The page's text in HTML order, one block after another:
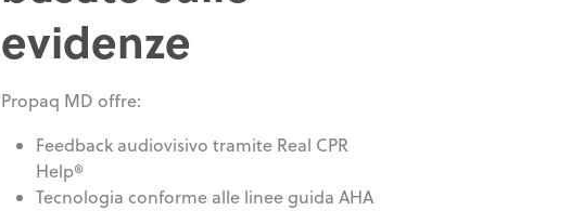
evidenze
Propaq MD offre:
Feedback audiovisivo tramite Real CPR
Help®
Tecnologia conforme alle linee guida AHA